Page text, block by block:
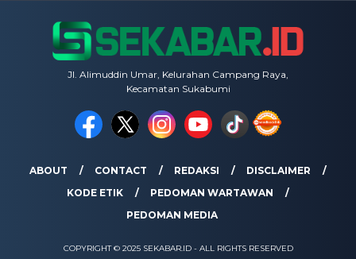
Jl. Alimuddin Umar, Kelurahan Campang Raya,
Kecamatan Sukabumi
ABOUT CONTACT REDAKSI
DISCLAIMER
KODE ETIK
PEDOMAN WARTAWAN
PEDOMAN MEDIA
COPYRIGHT © 2025 SEKABAR.ID - ALL RIGHTS RESERVED